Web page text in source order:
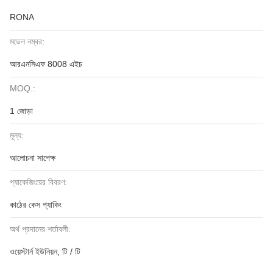
RONA
মডেল নম্বর:
আরএনসিএফ 8008 এইচ
MOQ.:
1 জোড়া
মূল্য:
আলোচনা সাপেক্ষ
প্যাকেজিংয়ের বিবরণ:
কাঠের কেস প্যাকিং
অর্থ প্রদানের শর্তাবলী:
ওয়েস্টার্ন ইউনিয়ন, টি / টি